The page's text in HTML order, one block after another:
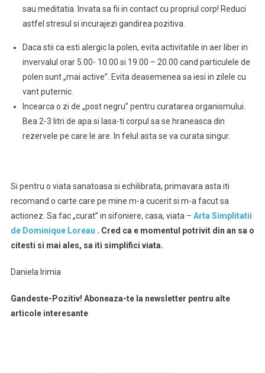
sau meditatia. Invata sa fii in contact cu propriul corp! Reduci
astfel stresul si incurajezi gandirea pozitiva.
Daca stii ca esti alergic la polen, evita activitatile in aer liber in
invervalul orar 5.00- 10.00 si 19.00 – 20.00 cand particulele de
polen sunt „mai active”. Evita deasemenea sa iesi in zilele cu
vant puternic.
Incearca o zi de „post negru” pentru curatarea organismului.
Bea 2-3 litri de apa si lasa-ti corpul sa se hraneasca din
rezervele pe care le are. In felul asta se va curata singur.
Si pentru o viata sanatoasa si echilibrata, primavara asta iti
recomand o carte care pe mine m-a cucerit si m-a facut sa
actionez. Sa fac „curat” in sifoniere, casa, viata – Arta Simplitatii
de Dominique Loreau . Cred ca e momentul potrivit din an sa o
citesti si mai ales, sa iti simplifici viata.
Daniela Irimia
Gandeste-Pozitiv! Aboneaza-te la newsletter pentru alte
articole interesante